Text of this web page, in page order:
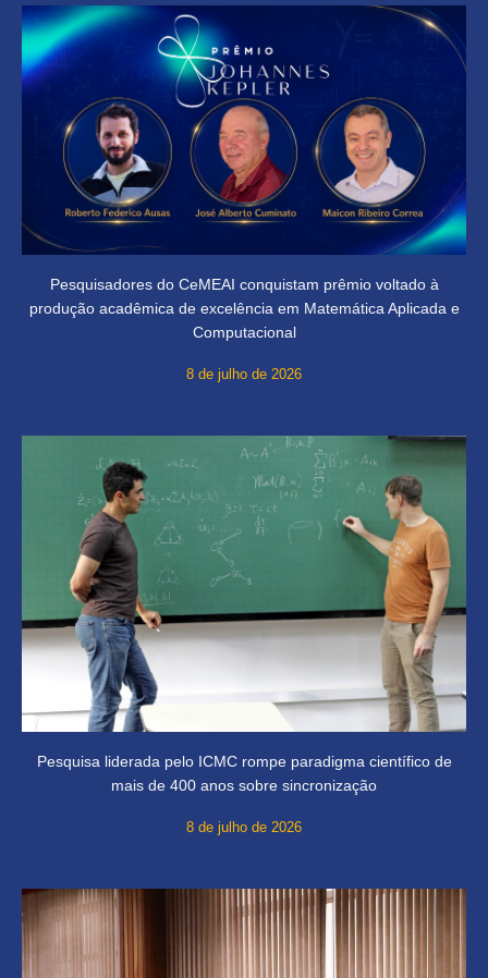
Pesquisadores do CeMEAI conquistam prêmio voltado à
produção acadêmica de excelência em Matemática Aplicada e
Computacional
8 de julho de 2026
Pesquisa liderada pelo ICMC rompe paradigma científico de
mais de 400 anos sobre sincronização
8 de julho de 2026